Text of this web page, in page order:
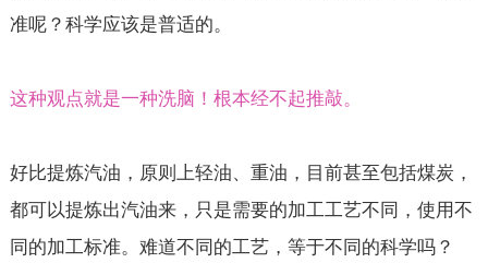
准呢？科学应该是普适的。
这种观点就是一种洗脑！根本经不起推敲。
好比提炼汽油，原则上轻油、重油，目前甚至包括煤炭，
都可以提炼出汽油来，只是需要的加工工艺不同，使用不
同的加工标准。难道不同的工艺，等于不同的科学吗？